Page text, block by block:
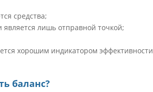
средства;
является лишь отправной точкой;
хорошим индикатором эффективности
баланс?